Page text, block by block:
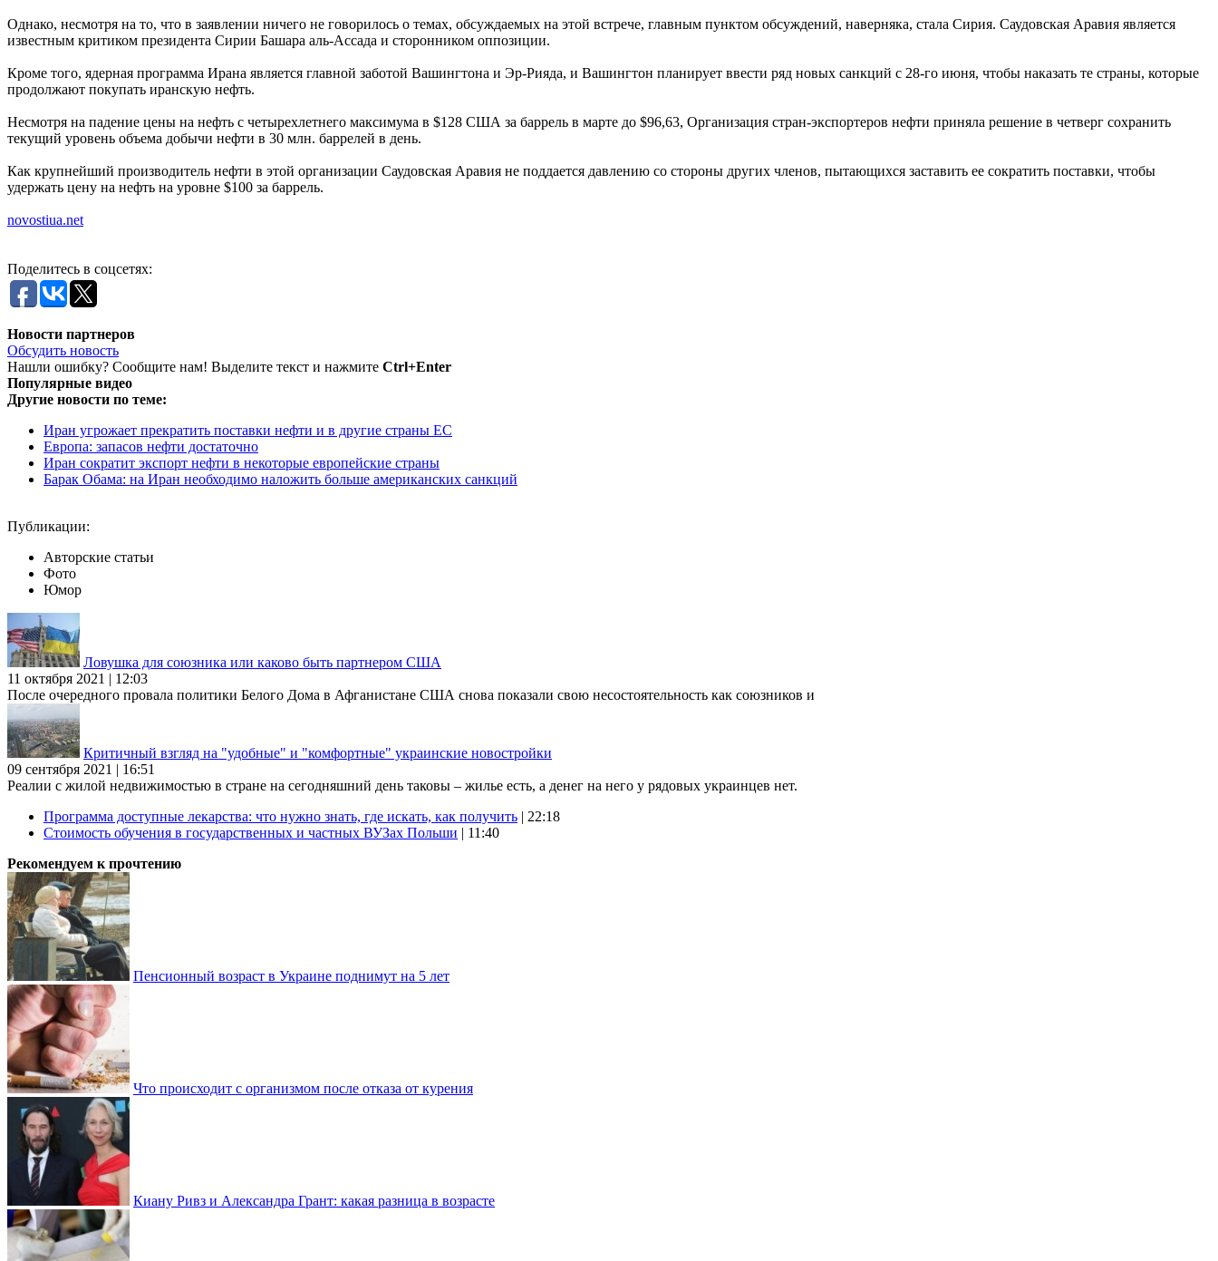
Однако, несмотря на то, что в заявлении ничего не говорилось о темах, обсуждаемых на этой встрече, главным пунктом обсуждений, наверняка, стала Сирия. Саудовская Аравия является
известным критиком президента Сирии Башара аль-Ассада и сторонником оппозиции.
Кроме того, ядерная программа Ирана является главной заботой Вашингтона и Эр-Рияда, и Вашингтон планирует ввести ряд новых санкций с 28-го июня, чтобы наказать те страны, которые
продолжают покупать иранскую нефть.
Несмотря на падение цены на нефть с четырехлетнего максимума в $128 США за баррель в марте до $96,63, Организация стран-экспортеров нефти приняла решение в четверг сохранить
текущий уровень объема добычи нефти в 30 млн. баррелей в день.
Как крупнейший производитель нефти в этой организации Саудовская Аравия не поддается давлению со стороны других членов, пытающихся заставить ее сократить поставки, чтобы
удержать цену на нефть на уровне $100 за баррель.
novostiua.net
Поделитесь в соцсетях:
Новости партнеров
Обсудить новость
Нашли ошибку? Сообщите нам! Выделите текст и нажмите Ctrl+Enter
Популярные видео
Другие новости по теме:
Иран угрожает прекратить поставки нефти и в другие страны ЕС
Европа: запасов нефти достаточно
Иран сократит экспорт нефти в некоторые европейские страны
Барак Обама: на Иран необходимо наложить больше американских санкций
Публикации:
Авторские статьи
Фото
Юмор
Ловушка для союзника или каково быть партнером США
11 октября 2021 | 12:03
После очередного провала политики Белого Дома в Афганистане США снова показали свою несостоятельность как союзников и
Критичный взгляд на "удобные" и "комфортные" украинские новостройки
09 сентября 2021 | 16:51
Реалии с жилой недвижимостью в стране на сегодняшний день таковы – жилье есть, а денег на него у рядовых украинцев нет.
Программа доступные лекарства: что нужно знать, где искать, как получить | 22:18
Стоимость обучения в государственных и частных ВУЗах Польши | 11:40
Рекомендуем к прочтению
Пенсионный возраст в Украине поднимут на 5 лет
Что происходит с организмом после отказа от курения
Киану Ривз и Александра Грант: какая разница в возрасте